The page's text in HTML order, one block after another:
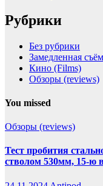
Рубрики
Без рубрики
Замедленная
Кино (Films)
Обзоры (reviews)
You missed
Обзоры (reviews)
Тест пробития
стволом 530мм, 15-ю